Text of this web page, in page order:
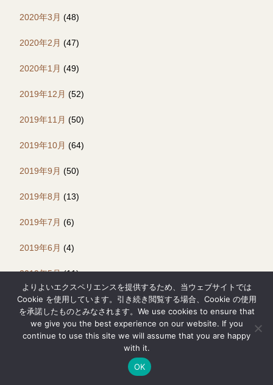
2020年3月 (48)
2020年2月 (47)
2020年1月 (49)
2019年12月 (52)
2019年11月 (50)
2019年10月 (64)
2019年9月 (50)
2019年8月 (13)
2019年7月 (6)
2019年6月 (4)
2019年5月(11)
お勧めの記事
よりよいエクスペリエンスを提供するため、当ウェブサイトでは
Cookie を使用しています。引き続き閲覧する場合、Cookie の使用
を承諾したものとみなされます。We use cookies to ensure that
we give you the best experience on our website. If you
continue to use this site we will assume that you are happy
with it.
OK